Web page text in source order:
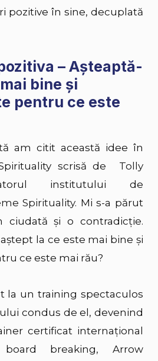
pozitive în sine, decuplată
– Așteaptă-
bine și
pentru ce este
am citit această idee în
scrisă de Tolly
institutului de
Spirituality. Mi s-a părut
ciudată și o contradicție.
la ce este mai bine și
ce este mai rău?
la un training spectaculos
condus de el, devenind
certificat internațional
breaking, Arrow